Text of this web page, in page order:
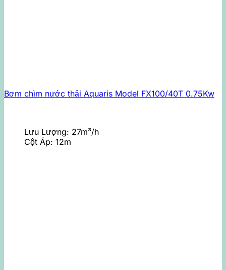
Bơm chìm nước thải Aquaris Model FX100/40T 0.75Kw
Lưu Lượng: 27m³/h
Cột Áp: 12m